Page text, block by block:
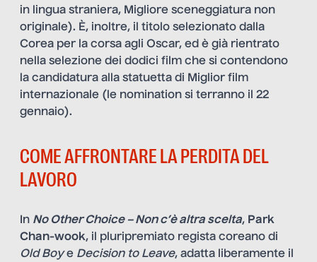
in lingua straniera, Migliore sceneggiatura non
originale). È, inoltre, il titolo selezionato dalla
Corea per la corsa agli Oscar, ed è già rientrato
nella selezione dei dodici film che si contendono
la candidatura alla statuetta di Miglior film
internazionale (le nomination si terranno il 22
gennaio).
COME AFFRONTARE LA PERDITA DEL
LAVORO
In No Other Choice – Non c’è altra scelta, Park
Chan-wook, il pluripremiato regista coreano di
Old Boye Decision to Leave, adatta liberamente il